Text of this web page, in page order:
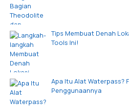
Tips Membuat Denah
Tools Ini!
Apa Itu Alat Waterpass?
Penggunaannya